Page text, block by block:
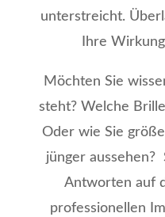
unterstreicht.
Ihre
Möchten Sie
steht? Welche
Oder wie Sie
jünger aussehen?
Antworten auf
professionellen